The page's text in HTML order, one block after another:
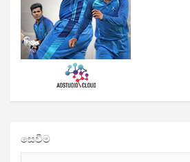
සෙවීම